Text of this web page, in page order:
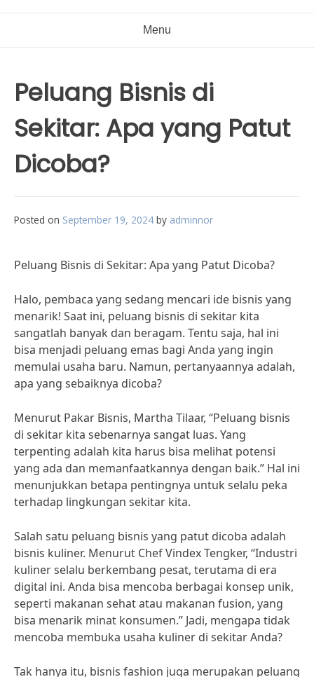
Menu
Peluang Bisnis di
Sekitar: Apa yang Patut
Dicoba?
Posted on September 19, 2024 by adminnor
Peluang Bisnis di Sekitar: Apa yang Patut Dicoba?
Halo, pembaca yang sedang mencari ide bisnis yang
menarik! Saat ini, peluang bisnis di sekitar kita
sangatlah banyak dan beragam. Tentu saja, hal ini
bisa menjadi peluang emas bagi Anda yang ingin
memulai usaha baru. Namun, pertanyaannya adalah,
apa yang sebaiknya dicoba?
Menurut Pakar Bisnis, Martha Tilaar, “Peluang bisnis
di sekitar kita sebenarnya sangat luas. Yang
terpenting adalah kita harus bisa melihat potensi
yang ada dan memanfaatkannya dengan baik.” Hal ini
menunjukkan betapa pentingnya untuk selalu peka
terhadap lingkungan sekitar kita.
Salah satu peluang bisnis yang patut dicoba adalah
bisnis kuliner. Menurut Chef Vindex Tengker, “Industri
kuliner selalu berkembang pesat, terutama di era
digital ini. Anda bisa mencoba berbagai konsep unik,
seperti makanan sehat atau makanan fusion, yang
bisa menarik minat konsumen.” Jadi, mengapa tidak
mencoba membuka usaha kuliner di sekitar Anda?
Tak hanya itu, bisnis fashion juga merupakan peluang